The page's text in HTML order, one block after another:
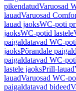
pikendatudVaruosad
lauadVaruosad
lauad jaoksWC-poti
jaoksWC-potid lastele
paigaldatavad WC-
jaoksPõrandale
paigaldatavad WC-
lastele jaoksPrill-lauad
lauadVaruosad WC-
paigaldatavad bideed